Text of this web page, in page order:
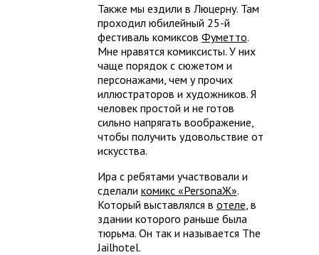
Также мы ездили в Люцерну. Там
проходил юбилейный 25-й
фестиваль комиксов Фуметто.
Мне нравятся комиксисты. У них
чаще порядок с сюжетом и
персонажами, чем у прочих
иллюстраторов и художников. Я
человек простой и не готов
сильно напрягать воображение,
чтобы получить удовольствие от
искусства.
Ира с ребятами участвовали и
сделали комикс «PersonaЖ».
Который выставлялся в отеле , в
здании которого раньше была
тюрьма. Он так и называется The
Jailhotel.